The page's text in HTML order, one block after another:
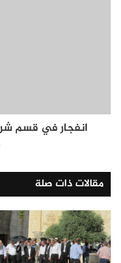
انفجار في قسم
مقالات ذات صلة